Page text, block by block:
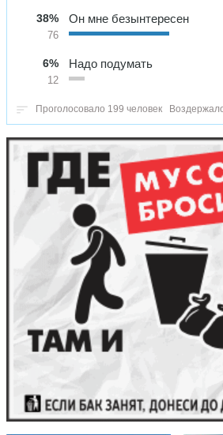
38%
76
Он мне безынтересен
6%
12
Надо подумать
Проголосовало 199 человек